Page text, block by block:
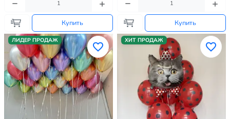
Купить Купить
ЛИДЕР ПРОДАЖ ХИТ ПРОДАЖ